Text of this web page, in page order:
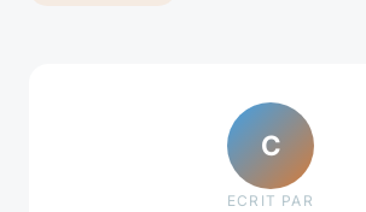
C
ECRIT PAR